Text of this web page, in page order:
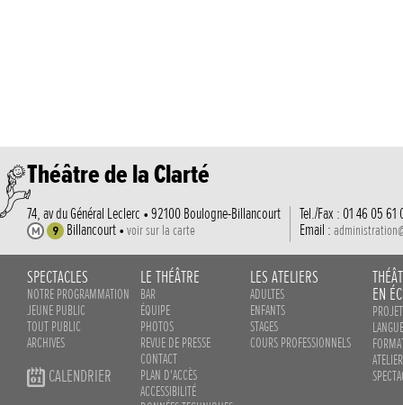
Théâtre de la Clarté
74, av du Général Leclerc • 92100 Boulogne-Billancourt
Billancourt • voir sur la carte
Tel./Fax : 01 46 05
Email :
SPECTACLES
NOTRE PROGRAMMATION
JEUNE PUBLIC
TOUT PUBLIC
ARCHIVES
CALENDRIER
LE THÉÂTRE
BAR
ÉQUIPE
PHOTOS
REVUE DE PRESSE
CONTACT
PLAN D'ACCÈS
ACCESSIBILITÉ
LES ATELIERS
ADULTES
ENFANTS
STAGES
COURS PROFESSIONNELS
EN